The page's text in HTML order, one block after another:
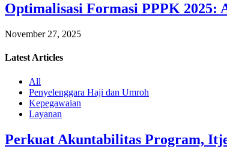
Optimalisasi Formasi PPPK 2025:
November 27, 2025
Latest Articles
All
Penyelenggara Haji dan Umroh
Kepegawaian
Layanan
Perkuat Akuntabilitas Program,